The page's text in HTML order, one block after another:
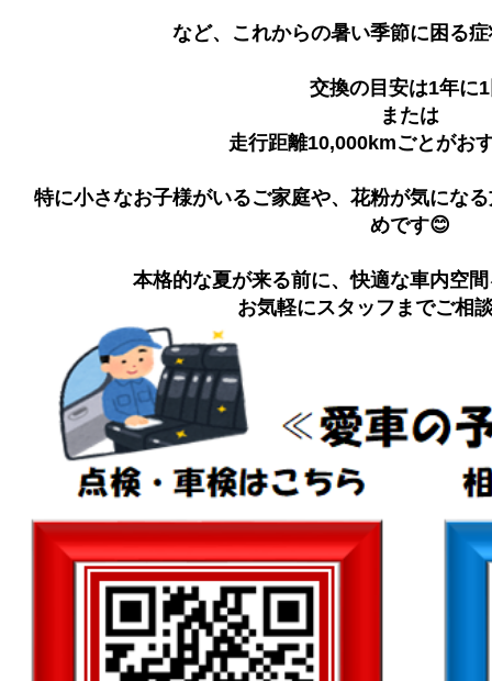
など、これからの暑い季節に困る
交換の目安は1年に
または
走行距離10,000kmごとがお
特に小さなお子様がいるご家庭や、花粉が気にな
めです😊
本格的な夏が来る前に、快適な車内空
お気軽にスタッフまでご相